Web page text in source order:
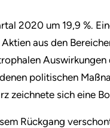
2020 um 19,9 %.
aus den
politischen
zeichnete sich eine
Rückgang